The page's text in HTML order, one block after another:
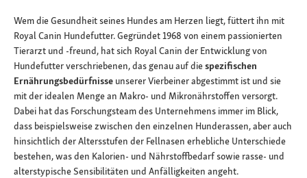
Wem die Gesundheit seines Hundes am Herzen liegt, füttert ihn mit
Royal Canin Hundefutter. Gegründet 1968 von einem passionierten
Tierarzt und -freund, hat sich Royal Canin der Entwicklung von
Hundefutter verschriebenen, das genau auf diespezifischen
Ernährungsbedürfnisse unserer Vierbeiner abgestimmt ist und sie
mit der idealen Menge an Makro- und Mikronährstoffen versorgt.
Dabei hat das Forschungsteam des Unternehmens immer im Blick,
dass beispielsweise zwischen den einzelnen Hunderassen, aber auch
hinsichtlich der Altersstufen der Fellnasen erhebliche Unterschiede
bestehen, was den Kalorien- und Nährstoffbedarf sowie rasse- und
alterstypische Sensibilitäten und Anfälligkeiten angeht.